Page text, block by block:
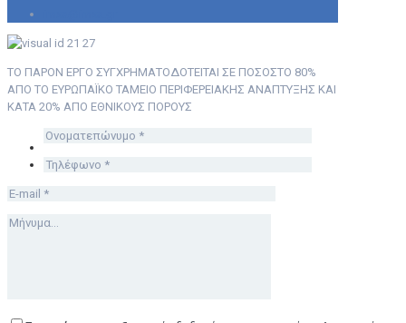
ΤΟ ΠΑΡΟΝ ΕΡΓΟ ΣΥΓΧΡΗΜΑΤΟΔΟΤΕΙΤΑΙ ΣΕ ΠΟΣΟΣΤΟ 80%
ΑΠΟ ΤΟ ΕΥΡΩΠΑΪΚΟ ΤΑΜΕΙΟ ΠΕΡΙΦΕΡΕΙΑΚΗΣ ΑΝΑΠΤΥΞΗΣ ΚΑΙ
ΚΑΤΑ 20% ΑΠΟ ΕΘΝΙΚΟΥΣ ΠΟΡΟΥΣ